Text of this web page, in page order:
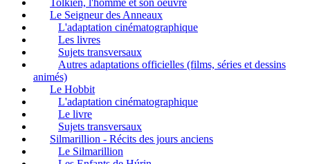
Le Seigneur des Anneaux
L'adaptation cinématographique
Les livres
Sujets transversaux
Autres adaptations officielles (films, séries et dessins
animés)
Le Hobbit
L'adaptation cinématographique
Le livre
Sujets transversaux
Silmarillion - Récits des jours anciens
Le Silmarillion